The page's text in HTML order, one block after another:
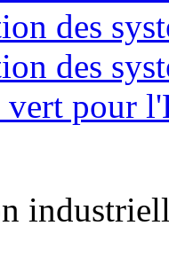
des
des
vert pour